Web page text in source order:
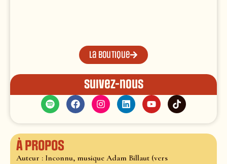
La boutique
Suivez-nous
À propos
Auteur : Inconnu, musique Adam Billaut (vers